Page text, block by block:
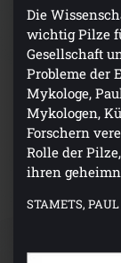
Die
wichtig Pilze
Gesellschaft
Probleme der
Mykologe,
Mykologen,
Forschern
Rolle der
ihren
STAMETS, PAUL